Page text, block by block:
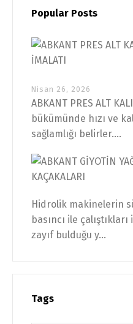
Popular Posts
Nisan 26, 2026
ABKANT PRES ALT
bükümünde hızı ve
sağlamlığı belirler....
Hidrolik makinelerin
basıncı ile
zayıf bulduğu y...
Tags